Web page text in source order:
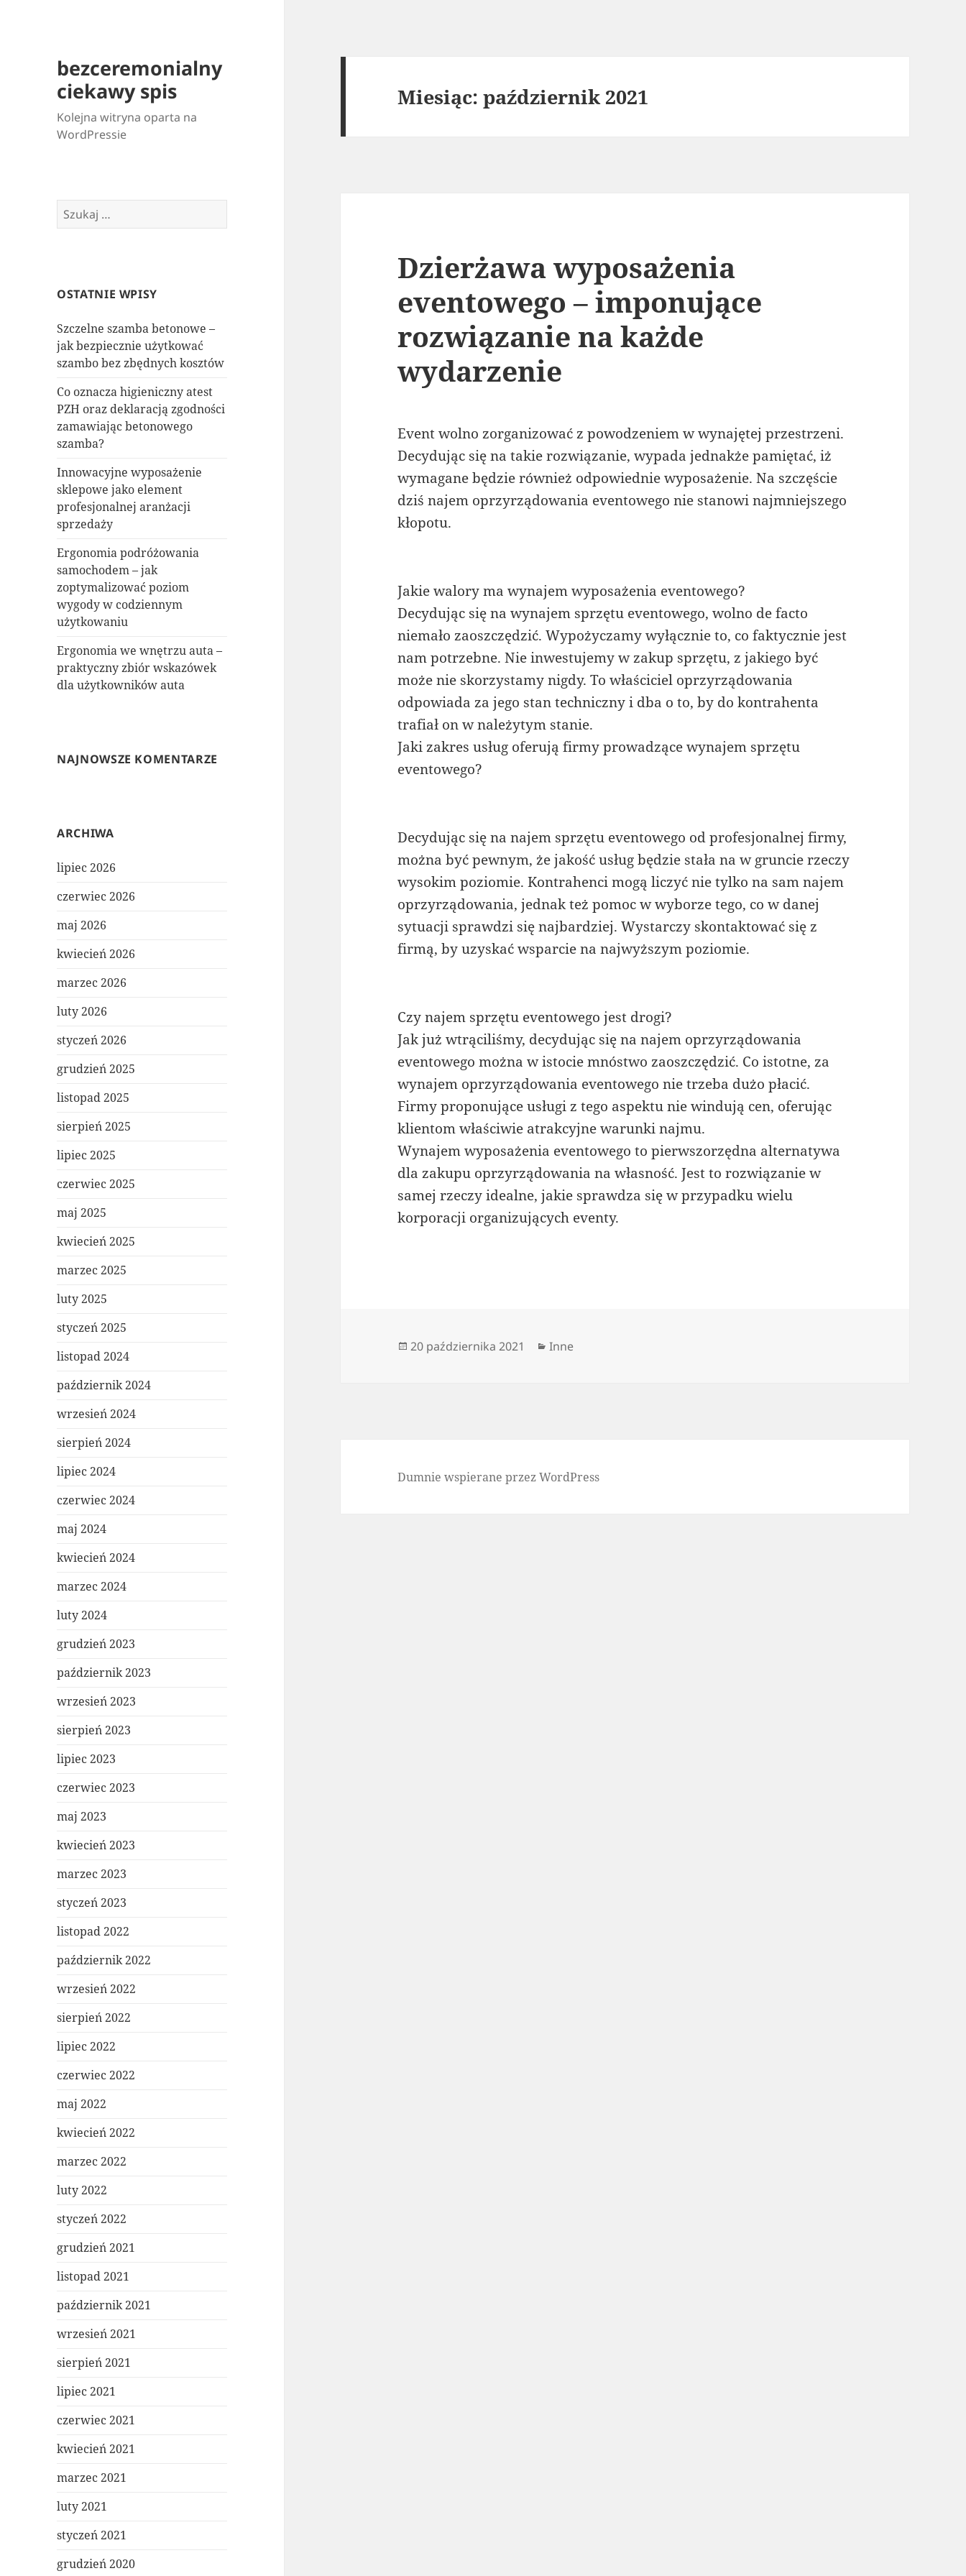
bezceremonialny
ciekawy spis
Kolejna witryna oparta na
WordPressie
Szukaj:
OSTATNIE WPISY
Szczelne szamba betonowe –
jak bezpiecznie użytkować
szambo bez zbędnych kosztów
Co oznacza higieniczny atest
PZH oraz deklaracją zgodności
zamawiając betonowego
szamba?
Innowacyjne wyposażenie
sklepowe jako element
profesjonalnej aranżacji
sprzedaży
Ergonomia podróżowania
samochodem – jak
zoptymalizować poziom
wygody w codziennym
użytkowaniu
Ergonomia we wnętrzu auta –
praktyczny zbiór wskazówek
dla użytkowników auta
NAJNOWSZE KOMENTARZE
ARCHIWA
lipiec 2026
czerwiec 2026
maj 2026
kwiecień 2026
marzec 2026
luty 2026
styczeń 2026
grudzień 2025
listopad 2025
sierpień 2025
lipiec 2025
czerwiec 2025
maj 2025
kwiecień 2025
marzec 2025
luty 2025
styczeń 2025
listopad 2024
październik 2024
wrzesień 2024
sierpień 2024
lipiec 2024
czerwiec 2024
maj 2024
kwiecień 2024
marzec 2024
luty 2024
grudzień 2023
październik 2023
wrzesień 2023
sierpień 2023
lipiec 2023
czerwiec 2023
maj 2023
kwiecień 2023
marzec 2023
styczeń 2023
listopad 2022
październik 2022
wrzesień 2022
sierpień 2022
lipiec 2022
czerwiec 2022
maj 2022
kwiecień 2022
marzec 2022
luty 2022
styczeń 2022
grudzień 2021
listopad 2021
październik 2021
wrzesień 2021
sierpień 2021
lipiec 2021
czerwiec 2021
kwiecień 2021
marzec 2021
luty 2021
styczeń 2021
grudzień 2020
Miesiąc:październik 2021
Dzierżawa wyposażenia
eventowego – imponujące
rozwiązanie na każde
wydarzenie
Event wolno zorganizować z powodzeniem w wynajętej przestrzeni.
Decydując się na takie rozwiązanie, wypada jednakże pamiętać, iż
wymagane będzie również odpowiednie wyposażenie. Na szczęście
dziś najem oprzyrządowania eventowego nie stanowi najmniejszego
kłopotu.
Jakie walory ma wynajem wyposażenia eventowego?
Decydując się na wynajem sprzętu eventowego, wolno de facto
niemało zaoszczędzić. Wypożyczamy wyłącznie to, co faktycznie jest
nam potrzebne. Nie inwestujemy w zakup sprzętu, z jakiego być
może nie skorzystamy nigdy. To właściciel oprzyrządowania
odpowiada za jego stan techniczny i dba o to, by do kontrahenta
trafiał on w należytym stanie.
Jaki zakres usług oferują firmy prowadzące wynajem sprzętu
eventowego?
Decydując się na najem sprzętu eventowego od profesjonalnej firmy,
można być pewnym, że jakość usług będzie stała na w gruncie rzeczy
wysokim poziomie. Kontrahenci mogą liczyć nie tylko na sam najem
oprzyrządowania, jednak też pomoc w wyborze tego, co w danej
sytuacji sprawdzi się najbardziej. Wystarczy skontaktować się z
firmą, by uzyskać wsparcie na najwyższym poziomie.
Czy najem sprzętu eventowego jest drogi?
Jak już wtrąciliśmy, decydując się na najem oprzyrządowania
eventowego można w istocie mnóstwo zaoszczędzić. Co istotne, za
wynajem oprzyrządowania eventowego nie trzeba dużo płacić.
Firmy proponujące usługi z tego aspektu nie windują cen, oferując
klientom właściwie atrakcyjne warunki najmu.
Wynajem wyposażenia eventowego to pierwszorzędna alternatywa
dla zakupu oprzyrządowania na własność. Jest to rozwiązanie w
samej rzeczy idealne, jakie sprawdza się w przypadku wielu
korporacji organizujących eventy.
Data
20 października 2021 Kategorie
Inne
Dumnie wspierane przez WordPress